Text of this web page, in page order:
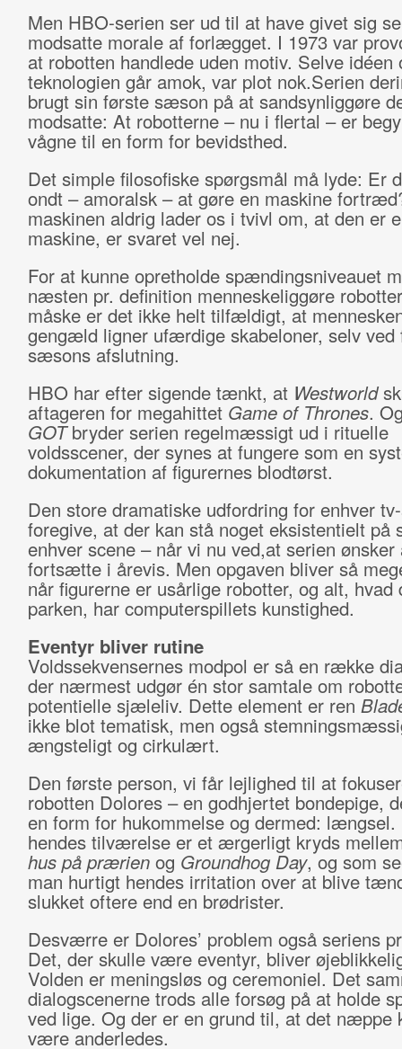
Men HBO-serien ser ud til at have givet sig
modsatte morale af forlægget. I 1973 var
at robotten handlede uden motiv. Selve idéen
teknologien går amok, var plot nok.Serien
brugt sin første sæson på at sandsynliggøre
modsatte: At robotterne – nu i flertal – er
vågne til en form for bevidsthed.
Det simple filosofiske spørgsmål må lyde: Er
ondt – amoralsk – at gøre en maskine
maskinen aldrig lader os i tvivl om, at den er
maskine, er svaret vel nej.
For at kunne opretholde spændingsniveauet
næsten pr. definition menneskeliggøre
måske er det ikke helt tilfældigt, at
gengæld ligner ufærdige skabeloner, selv ved
sæsons afslutning.
HBO har efter sigende tænkt, at Westworld
aftageren for megahittet Game of Thrones.
GOTbryder serien regelmæssigt ud i rituelle
voldsscener, der synes at fungere som en
dokumentation af figurernes blodtørst.
Den store dramatiske udfordring for enhver
foregive, at der kan stå noget eksistentielt på
enhver scene – når vi nu ved,at serien ønsker
fortsætte i årevis. Men opgaven bliver så
når figurerne er usårlige robotter, og alt, hvad
parken, har computerspillets kunstighed.
Eventyr bliver rutine
Voldssekvensernes modpol er så en række
der nærmest udgør én stor samtale om
potentielle sjæleliv. Dette element er ren
ikke blot tematisk, men også
ængsteligt og cirkulært.
Den første person, vi får lejlighed til at
robotten Dolores – en godhjertet bondepige,
en form for hukommelse og dermed: længsel.
hendes tilværelse er et ærgerligt kryds
hus på prærienog Groundhog Day, og som
man hurtigt hendes irritation over at blive
slukket oftere end en brødrister.
Desværre er Dolores’ problem også seriens
Det, der skulle være eventyr, bliver
Volden er meningsløs og ceremoniel. Det
dialogscenerne trods alle forsøg på at holde
ved lige. Og der er en grund til, at det næppe
være anderledes.